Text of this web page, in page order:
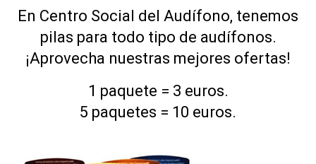
En Centro Social del Audífono, tenemos
pilas para todo tipo de audífonos.
¡Aprovecha nuestras mejores ofertas!
1 paquete = 3 euros.
5 paquetes = 10 euros.